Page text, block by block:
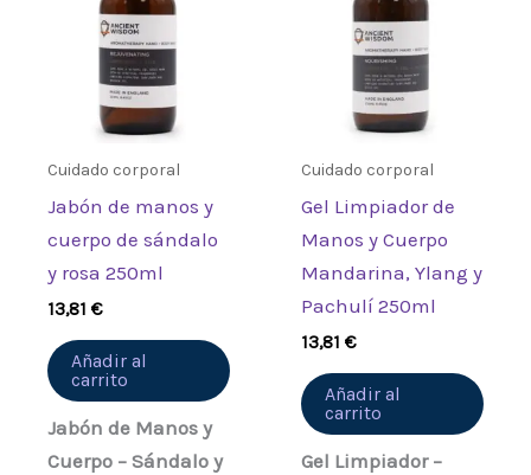
Cuidado corporal
Jabón de manos y
cuerpo de sándalo
y rosa 250ml
13,81€
Añadir al
carrito
Jabón de Manos y
Cuerpo – Sándalo y
Cuidado corporal
Gel Limpiador de
Manos y Cuerpo
Mandarina, Ylang y
Pachulí 250ml
13,81€
Añadir al
carrito
Gel Limpiador –